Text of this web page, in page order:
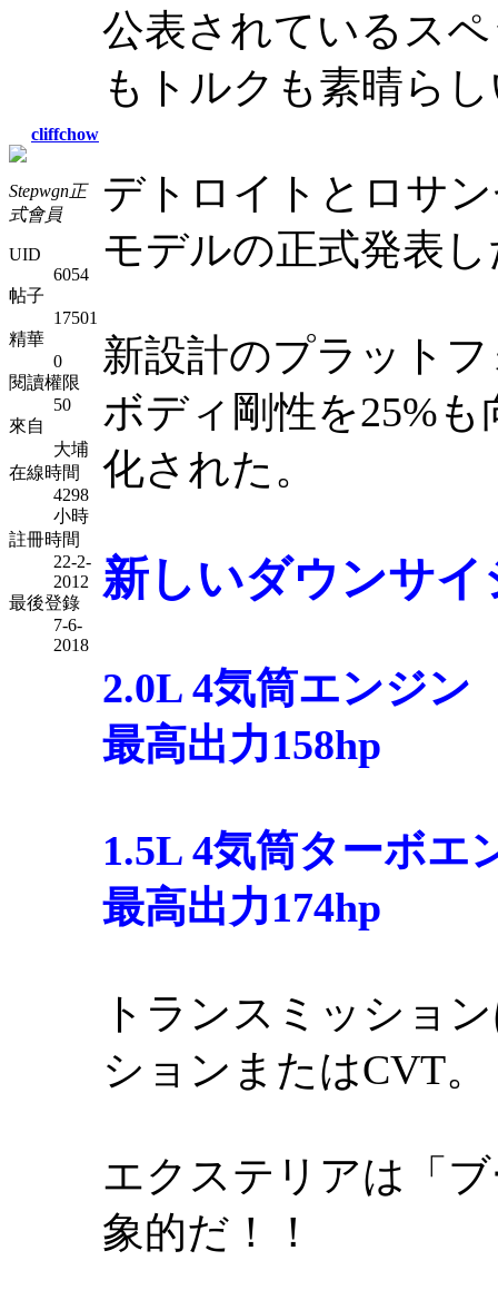
cliffchow
Stepwgn正
式會員
UID
6054
帖子
17501
精華
0
閱讀權限
50
來自
大埔
在線時間
4298
小時
註冊時間
22-2-
2012
最後登錄
7-6-
2018
公表されているスペ
もトルクも素晴ら
デトロイトとロサ
モデルの正式発表
新設計のプラット
ボディ剛性を25%
化された。
新しいダウンサ
2.0L 4気筒エンジン
最高出力158hp
1.5L 4気筒ターボエ
最高出力174hp
トランスミッショ
ションまたはCVT。
エクステリアは「
象的だ！！